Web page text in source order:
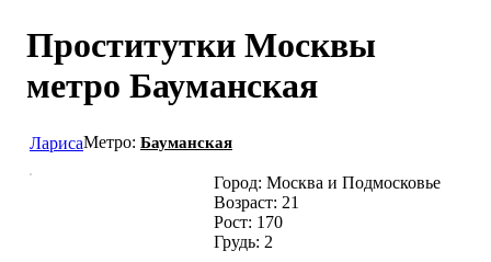
Проститутки Москвы
метро Бауманская
ЛарисаМетро: Бауманская
Город: Москва и Подмосковье
Возраст: 21
Рост: 170
Грудь: 2